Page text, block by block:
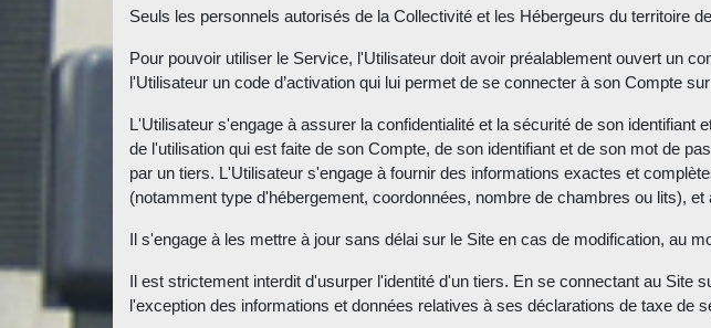
Seuls les personnels autorisés de la Collectivité et les Hébergeurs du territoire
Pour pouvoir utiliser le Service, l'Utilisateur doit avoir préalablement ouvert un
l'Utilisateur un code d’activation qui lui permet de se connecter à son Compte
L'Utilisateur s'engage à assurer la confidentialité et la sécurité de son
de l'utilisation qui est faite de son Compte, de son identifiant et de son mot de
par un tiers. L'Utilisateur s'engage à fournir des informations exactes et
(notamment type d'hébergement, coordonnées, nombre de chambres ou lits),
Il s'engage à les mettre à jour sans délai sur le Site en cas de modification, au
Il est strictement interdit d'usurper l'identité d'un tiers. En se connectant au
l'exception des informations et données relatives à ses déclarations de taxe de